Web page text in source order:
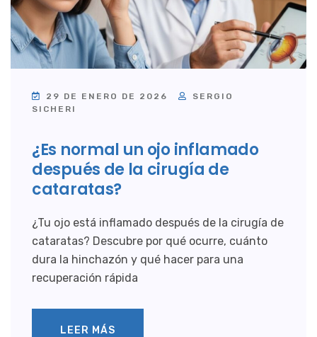
29 DE ENERO DE 2026
SERGIO
SICHERI
¿Es normal un ojo inflamado
después de la cirugía de
cataratas?
¿Tu ojo está inflamado después de la cirugía de
cataratas? Descubre por qué ocurre, cuánto
dura la hinchazón y qué hacer para una
recuperación rápida
LEER MÁS